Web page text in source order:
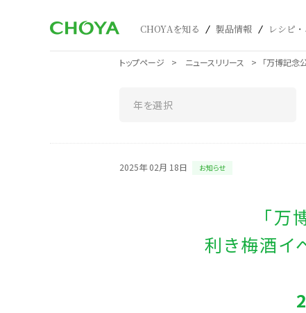
CHOYAを知る 製品情報 レシピ
トップページ ニュースリリース 「万博記念
2025年 02月 18日 お知らせ
「万
利き梅酒イ